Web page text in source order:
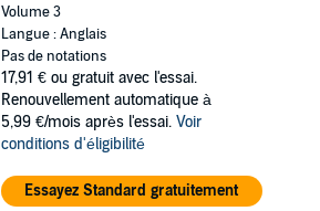
Volume 3
Langue : Anglais
Pas de notations
17,91 € ou gratuit avec l'essai.
Renouvellement automatique à
5,99 €/mois après l'essai. Voir
conditions d'éligibilité
Essayez Standard gratuitement